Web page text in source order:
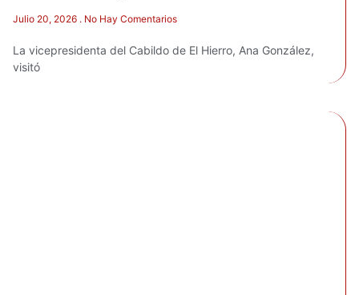
Julio 20, 2026 No Hay Comentarios
La vicepresidenta del Cabildo de El Hierro, Ana González,
visitó